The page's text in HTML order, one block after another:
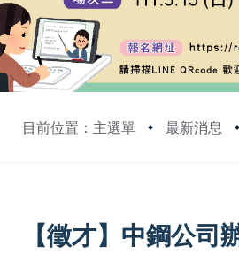
目前位置：主選單 最新消息
【徵才】中鋼公司